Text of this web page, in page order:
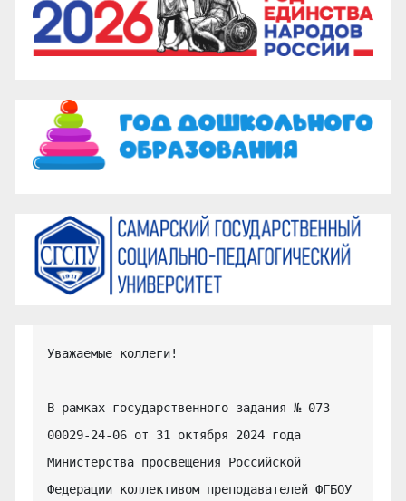
Уважаемые коллеги!
В рамках государственного задания № 073-
00029-24-06 от 31 октября 2024 года
Министерства просвещения Российской
Федерации коллективом преподавателей ФГБОУ